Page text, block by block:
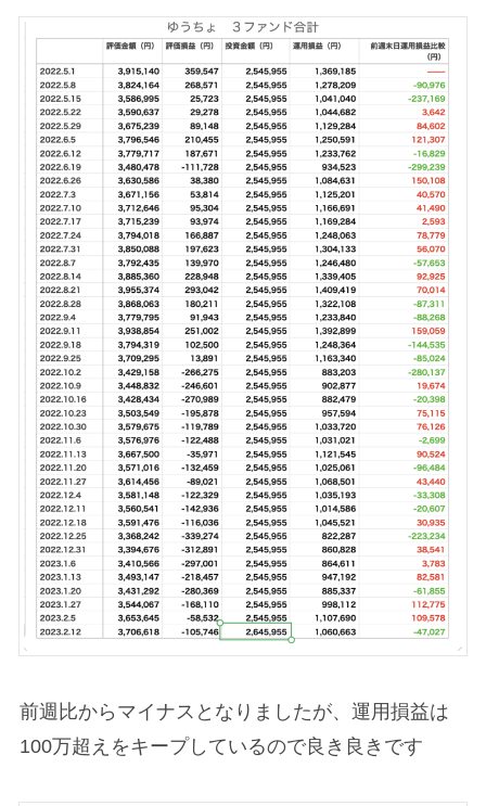
前週比からマイナスとなりましたが、運用損益は
100万超えをキープしているので良き良きです